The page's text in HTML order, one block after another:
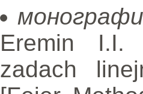
Eremin I.I.
zadach